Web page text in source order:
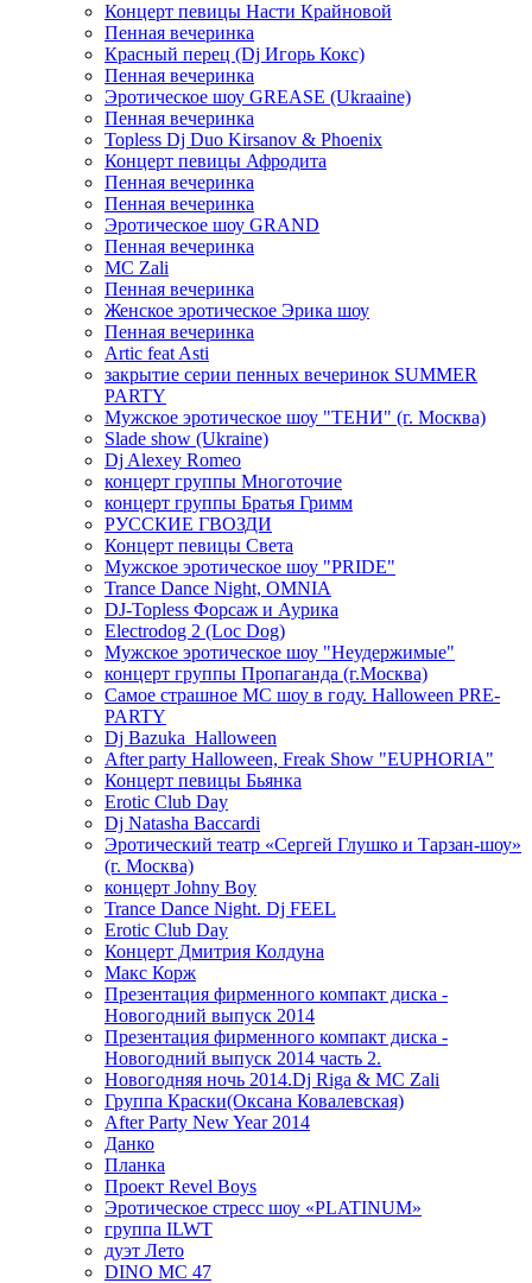
Концерт певицы Насти Крайновой
Пенная вечеринка
Красный перец (Dj Игорь Кокс)
Пенная вечеринка
Эротическое шоу GREASE (Ukraaine)
Пенная вечеринка
Topless Dj Duo Kirsanov & Phoenix
Концерт певицы Афродита
Пенная вечеринка
Пенная вечеринка
Эротическое шоу GRAND
Пенная вечеринка
MC Zali
Пенная вечеринка
Женское эротическое Эрика шоу
Пенная вечеринка
Artic feat Asti
закрытие серии пенных вечеринок SUMMER
PARTY
Мужское эротическое шоу "ТЕНИ" (г. Москва)
Slade show (Ukraine)
Dj Alexey Romeo
концерт группы Многоточие
концерт группы Братья Гримм
РУССКИЕ ГВОЗДИ
Концерт певицы Света
Мужское эротическое шоу "PRIDE"
Trance Dance Night, OMNIA
DJ-Topless Форсаж и Аурика
Electrodog 2 (Loc Dog)
Мужское эротическое шоу "Неудержимые"
концерт группы Пропаганда (г.Москва)
Самое страшное МС шоу в году. Halloween PRE-
PARTY
Dj Bazuka_Halloween
After party Halloween, Freak Show "EUPHORIA"
Концерт певицы Бьянка
Erotic Club Day
Dj Natasha Baccardi
Эротический театр «Сергей Глушко и Тарзан-шоу»
(г. Москва)
концерт Johny Boy
Trance Dance Night. Dj FEEL
Erotic Club Day
Концерт Дмитрия Колдуна
Макс Корж
Презентация фирменного компакт диска -
Новогодний выпуск 2014
Презентация фирменного компакт диска -
Новогодний выпуск 2014 часть 2.
Новогодняя ночь 2014.Dj Riga & MC Zali
Группа Краски(Оксана Ковалевская)
After Party New Year 2014
Данко
Планка
Проект Revel Boys
Эротическое стресс шоу «PLATINUM»
группа ILWT
дуэт Лето
DINO MC 47